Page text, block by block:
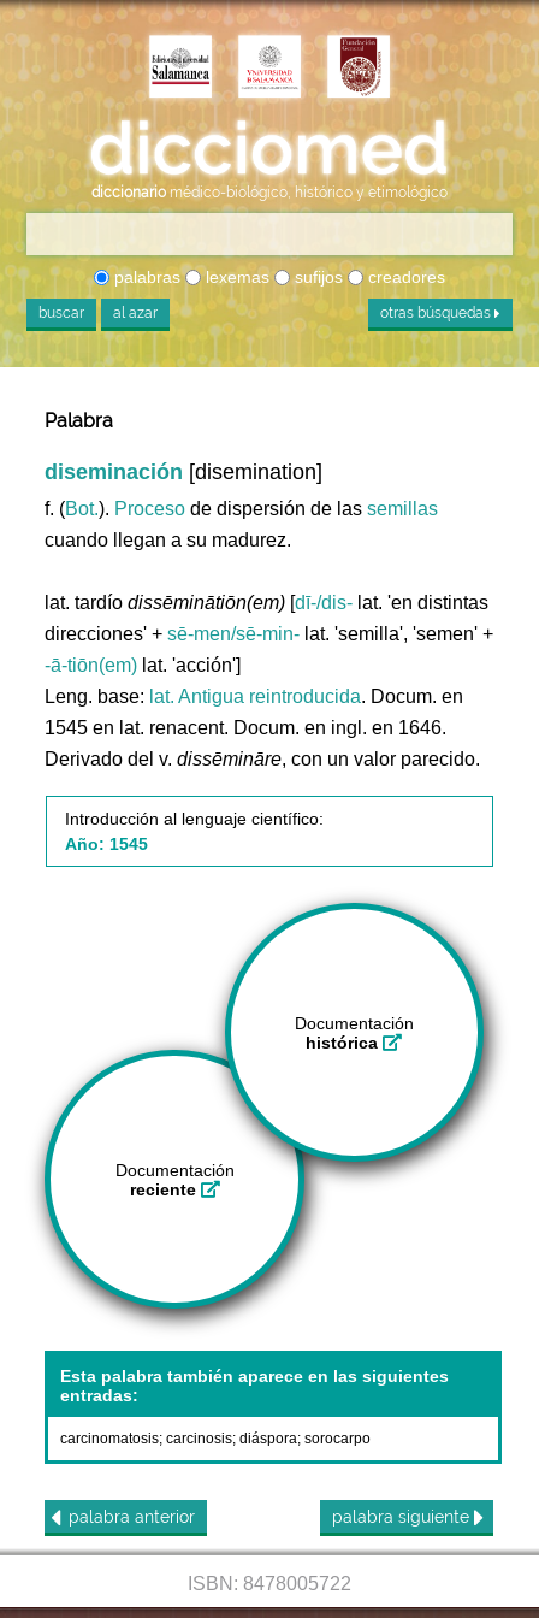
diccionario médico-biológico, histórico y etimológico
palabras lexemas sufijos creadores
buscar al azar otras búsquedas
Palabra
diseminación [disemination]
f. (Bot.). Proceso de dispersión de lassemillas
cuando llegan a su madurez.
lat. tardíodissēminātiōn(em) [dī-/dis- lat. 'en distintas
direcciones' +sē-men/sē-min- lat. 'semilla', 'semen' +
-ā-tiōn(em) lat. 'acción']
Leng. base: lat. Antigua reintroducida. Docum. en
1545 en lat. renacent. Docum. en ingl. en 1646.
Derivado del v.dissēmināre, con un valor parecido.
Introducción al lenguaje científico:
Año: 1545
Documentación
histórica
Documentación
reciente
Esta palabra también aparece en las siguientes
entradas:
carcinomatosis;carcinosis;diáspora;sorocarpo
palabra anterior palabra siguiente
ISBN: 8478005722